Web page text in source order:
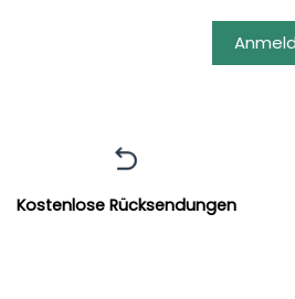
Kostenlose Rücksendungen